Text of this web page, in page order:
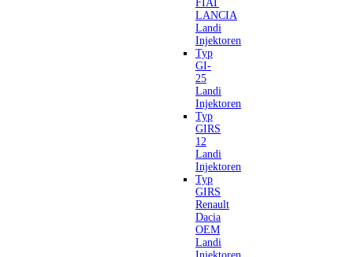
FIAT
LANCIA
Landi
Injektoren
Typ
GI-
25
Landi
Injektoren
Typ
GIRS
12
Landi
Injektoren
Typ
GIRS
Renault
Dacia
OEM
Landi